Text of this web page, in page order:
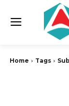
Home Tags